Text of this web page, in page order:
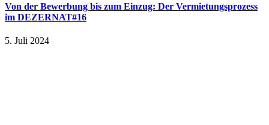
Von der Bewerbung bis zum Einzug: Der Vermietungsprozess
im DEZERNAT#16
5. Juli 2024